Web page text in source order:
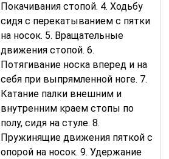
Покачивания стопой. 4. Ходьбу
сидя с перекатыванием с пятки
на носок. 5. Вращательные
движения стопой. 6.
Потягивание носка вперед и на
себя при выпрямленной ноге. 7.
Катание палки внешним и
внутренним краем стопы по
полу, сидя на стуле. 8.
Пружинящие движения пяткой с
опорой на носок. 9. Удержание